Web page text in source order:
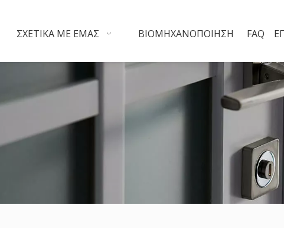
ΣΧΕΤΙΚΆ ΜΕ ΕΜΆΣ ΒΙΟΜΗΧΑΝΟΠΟΊΗΣΗ FAQ